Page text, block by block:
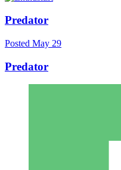
Predator
Posted May 29
Predator